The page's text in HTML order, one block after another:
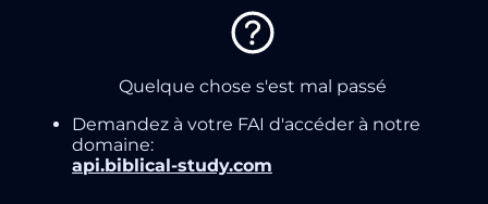
Quelque chose s'est mal passé
Demandez à votre FAI d'accéder à notre
domaine:
api.biblical-study.com